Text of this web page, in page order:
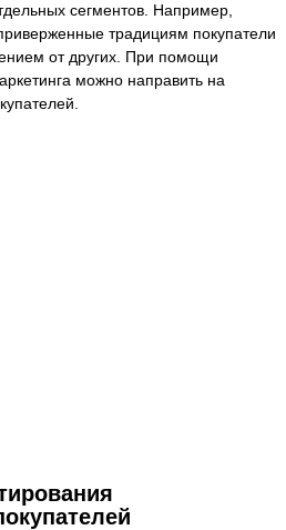
сегментов. Например,
традициям покупатели
от других. При помощи
можно направить на